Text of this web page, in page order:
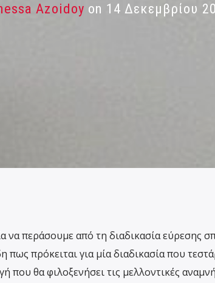
Azoidoy on 14 Δεκεμβρίου
να περάσουμε από τη διαδικασία εύρεσης
πρόκειται για μία διαδικασία που
που θα φιλοξενήσει τις μελλοντικές